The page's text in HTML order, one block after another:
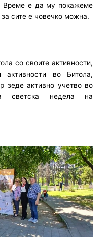
Време е да му покажеме
за сите е човечко можна.
со своите активности,
активности во Битола,
зеде активно учетво во
светска недела на